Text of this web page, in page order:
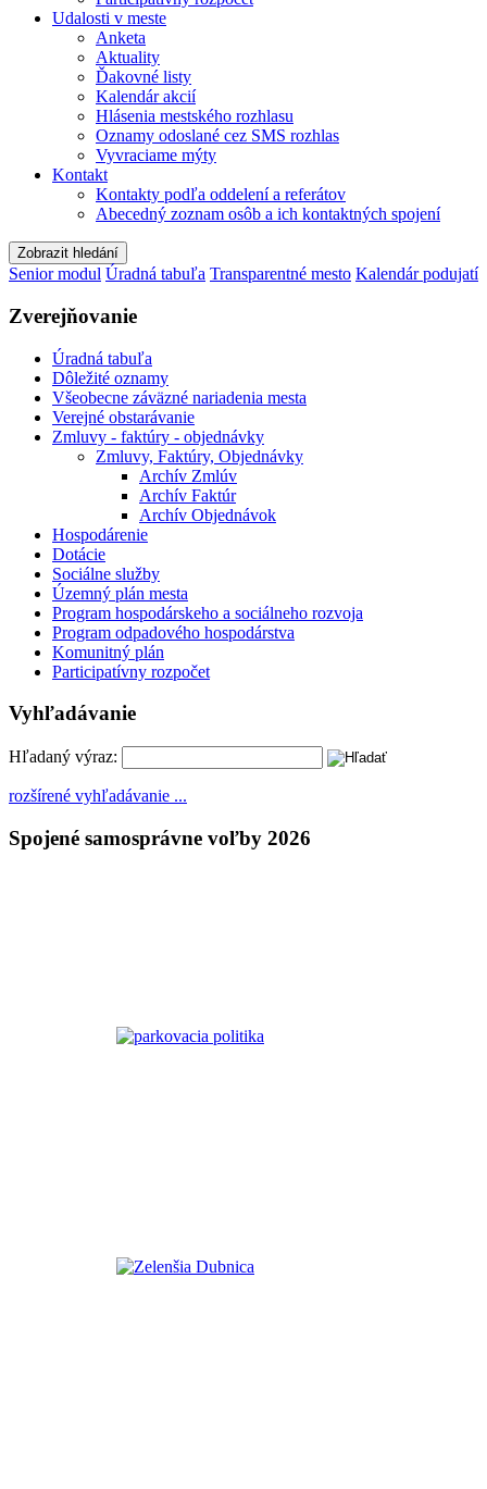
Udalosti v meste
Anketa
Aktuality
Ďakovné listy
Kalendár akcií
Hlásenia mestského rozhlasu
Oznamy odoslané cez SMS rozhlas
Vyvraciame mýty
Kontakt
Kontakty podľa oddelení a referátov
Abecedný zoznam osôb a ich kontaktných spojení
Zobrazit hledání
Senior modul Úradná tabuľa Transparentné mesto Kalendár podujatí
Zverejňovanie
Úradná tabuľa
Dôležité oznamy
Všeobecne záväzné nariadenia mesta
Verejné obstarávanie
Zmluvy - faktúry - objednávky
Zmluvy, Faktúry, Objednávky
Archív Zmlúv
Archív Faktúr
Archív Objednávok
Hospodárenie
Dotácie
Sociálne služby
Územný plán mesta
Program hospodárskeho a sociálneho rozvoja
Program odpadového hospodárstva
Komunitný plán
Participatívny rozpočet
Vyhľadávanie
Hľadaný výraz:
rozšírené vyhľadávanie ...
Spojené samosprávne voľby 2026